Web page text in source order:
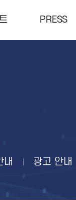
PRESS
내 광고 안내